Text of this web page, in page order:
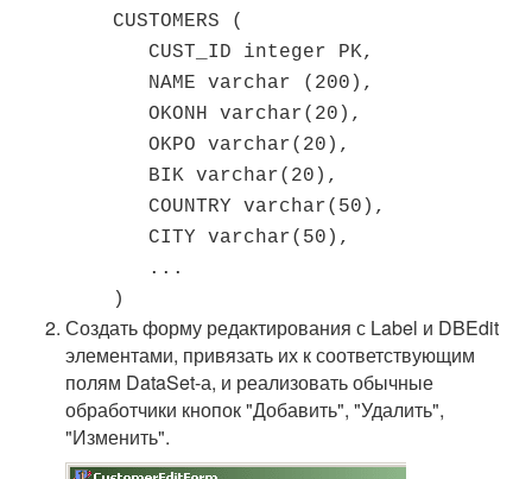
CUSTOMERS (
CUST_ID integer PK,
NAME varchar (200),
OKONH varchar(20),
OKPO varchar(20),
BIK varchar(20),
COUNTRY varchar(50),
CITY varchar(50),
...
)
Создать форму редактирования с Label и DBEdit
элементами, привязать их к соответствующим
полям DataSet-а, и реализовать обычные
обработчики кнопок "Добавить", "Удалить",
"Изменить".